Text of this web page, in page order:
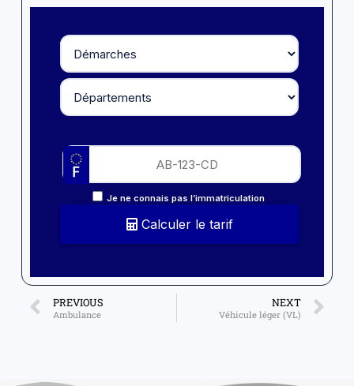
Je ne connais pas l’immatriculation
Calculer le tarif
PREVIOUS
Ambulance
NEXT
Véhicule léger (VL)